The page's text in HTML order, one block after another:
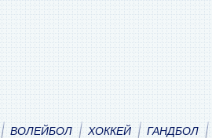
ВОЛЕЙБОЛ ХОККЕЙ ГАНДБОЛ